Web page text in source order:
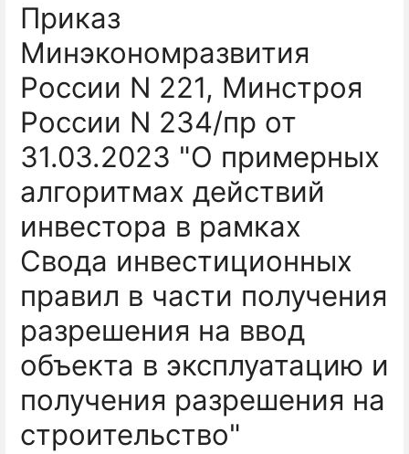
Приказ
Минэкономразвития
России N 221, Минстроя
России N 234/пр от
31.03.2023 "О примерных
алгоритмах действий
инвестора в рамках
Свода инвестиционных
правил в части получения
разрешения на ввод
объекта в эксплуатацию и
получения разрешения на
строительство"